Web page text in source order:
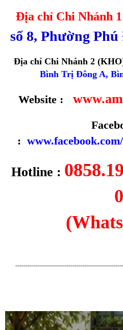
Địa chỉ Chi Nhánh
số 8, Phường
Địa chỉ Chi Nhánh 2
Bình Trị Đông A,
Website :
:
Hotline :